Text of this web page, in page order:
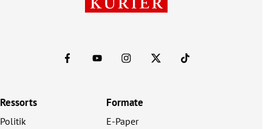
Ressorts
Politik
Formate
E-Paper